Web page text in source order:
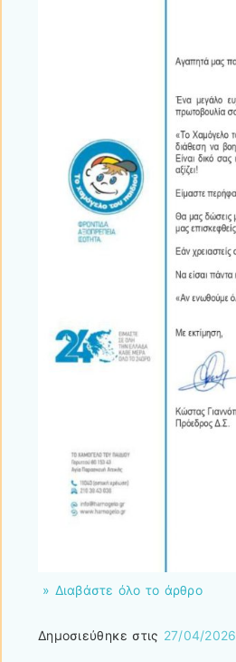
» Διαβάστε όλο το άρθρο
Δημοσιεύθηκε στις 27/04/2026